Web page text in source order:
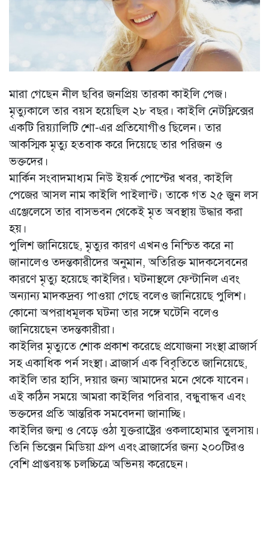
মারা গেছেন নীল ছবির জনপ্রিয় তারকা কাইলি পেজ।
মৃত্যুকালে তার বয়স হয়েছিল ২৮ বছর। কাইলি নেটফ্লিক্সের
একটি রিয়্যালিটি শো-এর প্রতিযোগীও ছিলেন। তার
আকস্মিক মৃত্যু হতবাক করে দিয়েছে তার পরিজন ও
ভক্তদের।
মার্কিন সংবাদমাধ্যম নিউ ইয়র্ক পোস্টের খবর, কাইলি
পেজের আসল নাম কাইলি পাইলান্ট। তাকে গত ২৫ জুন লস
এঞ্জেলেসে তার বাসভবন থেকেই মৃত অবস্থায় উদ্ধার করা
হয়।
পুলিশ জানিয়েছে, মৃত্যুর কারণ এখনও নিশ্চিত করে না
জানালেও তদন্তকারীদের অনুমান, অতিরিক্ত মাদকসেবনের
কারণে মৃত্যু হয়েছে কাইলির। ঘটনাস্থলে ফেন্টানিল এবং
অন্যান্য মাদকদ্রব্য পাওয়া গেছে বলেও জানিয়েছে পুলিশ।
কোনো অপরাধমূলক ঘটনা তার সঙ্গে ঘটেনি বলেও
জানিয়েছেন তদন্তকারীরা।
কাইলির মৃত্যুতে শোক প্রকাশ করেছে প্রযোজনা সংস্থা ব্রাজার্স
সহ একাধিক পর্ন সংস্থা। ব্রাজার্স এক বিবৃতিতে জানিয়েছে,
কাইলি তার হাসি, দয়ার জন্য আমাদের মনে থেকে যাবেন।
এই কঠিন সময়ে আমরা কাইলির পরিবার, বন্ধুবান্ধব এবং
ভক্তদের প্রতি আন্তরিক সমবেদনা জানাচ্ছি।
কাইলির জন্ম ও বেড়ে ওঠা যুক্তরাষ্ট্রের ওকলাহোমার তুলসায়।
তিনি ভিক্সেন মিডিয়া গ্রুপ এবং ব্রাজার্সের জন্য ২০০টিরও
বেশি প্রাপ্তবয়স্ক চলচ্চিত্রে অভিনয় করেছেন।